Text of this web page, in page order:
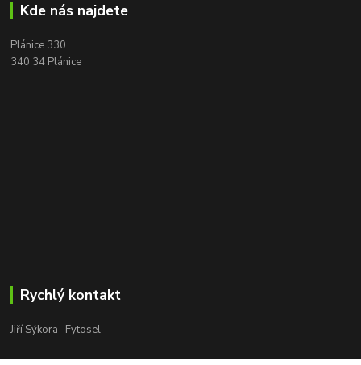
Kde nás najdete
Plánice 330
340 34 Plánice
Rychlý kontakt
Jiří Sýkora -Fytosel